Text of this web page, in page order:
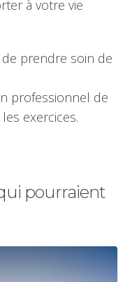
à votre vie
prendre soin de
professionnel de
exercices.
pourraient